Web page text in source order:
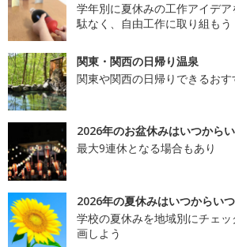
学年別に夏休みの工作アイデ
駄なく、自由工作に取り組もう
関東・関西の日帰り温泉
関東や関西の日帰りできるお
2026年のお盆休みはいつから
最大9連休となる場合もあり
2026年の夏休みはいつからい
学校の夏休みを地域別にチェ
画しよう